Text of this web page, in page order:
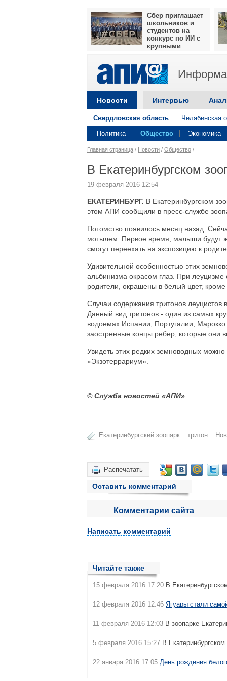
Сбер приглашает
школьников и
студентов на
конкурс по ИИ с
крупными
Новости Интервью
Свердловская область Челябинская
Политика Общество Экономика
Главная страница / Новости / Общество /
В Екатеринбургском
19 февраля 2016 12:54
ЕКАТЕРИНБУРГ. В Екатеринбургском
этом АПИ сообщили в пресс-службе
Потомство появилось месяц назад.
мотылем. Первое время, малыши будут
смогут переехать на экспозицию к
Удивительной особенностью этих
альбинизма окрасом глаз. При
родители, окрашены в белый цвет,
Случаи содержания тритонов леуцистов
Данный вид тритонов - один из самых
водоемах Испании, Португалии,
заостренные концы ребер, которые они
Увидеть этих редких земноводных
«Экзотеррариум».
© Служба новостей «АПИ»
Екатеринбургский зоопарк тритон
Распечатать
Оставить комментарий
Комментарии сайта
Написать комментарий
Читайте также
15 февраля 2016 17:20 В
12 февраля 2016 12:46 Ягуары стали
11 февраля 2016 12:03 В зоопарке
5 февраля 2016 15:27 В
22 января 2016 17:05 День рождения